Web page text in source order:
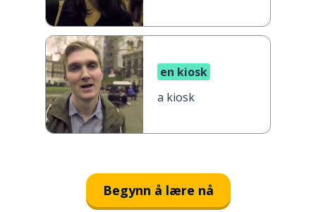
en kiosk
a kiosk
Begynn å lære nå